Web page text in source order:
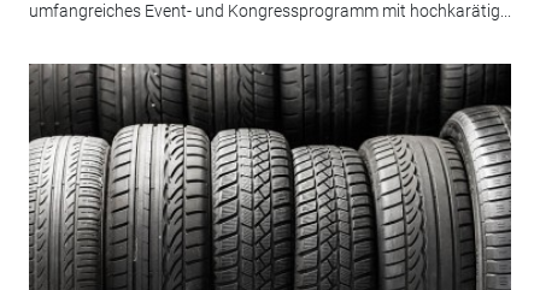
umfangreiches Event- und Kongressprogramm mit hochkarätig...